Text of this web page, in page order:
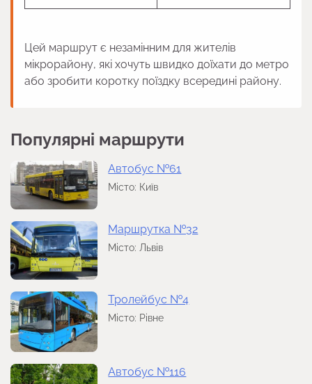
Цей маршрут є незамінним для жителів
мікрорайону, які хочуть швидко доїхати до метро
або зробити коротку поїздку всередині району.
Популярні маршрути
Автобус №61
Місто: Київ
Маршрутка №32
Місто: Львів
Тролейбус №4
Місто: Рівне
Автобус №116